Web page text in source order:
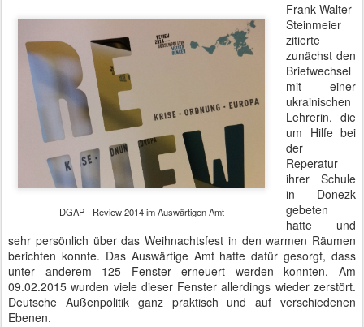
DGAP - Review 2014 im Auswärtigen Amt
Frank-Walter
Steinmeier
zitierte
zunächst den
Briefwechsel
mit einer
ukrainischen
Lehrerin, die
um Hilfe bei
der
Reperatur
ihrer Schule
in Donezk
gebeten
hatte und
sehr persönlich über das Weihnachtsfest in den warmen Räumen
berichten konnte. Das Auswärtige Amt hatte dafür gesorgt, dass
unter anderem 125 Fenster erneuert werden konnten. Am
09.02.2015 wurden viele dieser Fenster allerdings wieder zerstört.
Deutsche Außenpolitik ganz praktisch und auf verschiedenen
Ebenen.